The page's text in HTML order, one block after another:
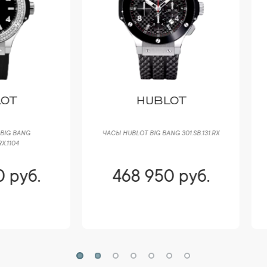
HUBLOT BIG BANG 301.SB.131.RX
950 руб.
PIERRE KUNZ
ЧАСЫ PIERRE KUNZ SPIRIT OF
456 500 руб.